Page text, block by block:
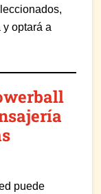
optará a
puede